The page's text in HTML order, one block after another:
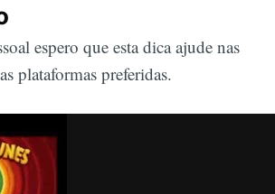
espero que esta dica ajude nas
plataformas preferidas.